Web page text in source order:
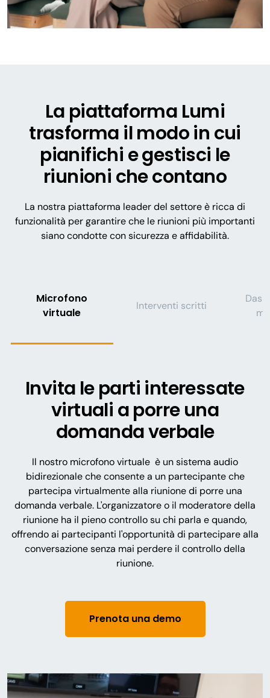
La piattaforma Lumi
trasforma il modo in cui
pianifichi e gestisci le
riunioni che contano
La nostra piattaforma leader del settore è ricca di
funzionalità per garantire che le riunioni più importanti
siano condotte con sicurezza e affidabilità.
Microfono
virtuale
Interventi scritti
Invita le parti interessate
virtuali a porre una
domanda verbale
Il nostro microfono virtuale è un sistema audio
bidirezionale che consente a un partecipante che
partecipa virtualmente alla riunione di porre una
domanda verbale. L'organizzatore o il moderatore della
riunione ha il pieno controllo su chi parla e quando,
offrendo ai partecipanti l'opportunità di partecipare alla
conversazione senza mai perdere il controllo della
riunione.
Prenota una demo